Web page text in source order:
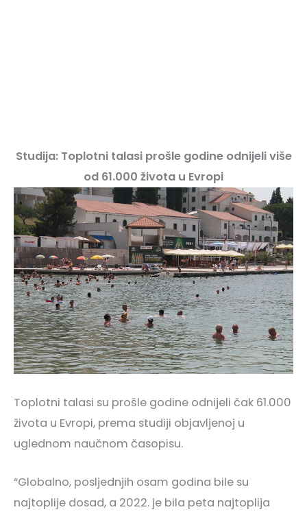
Studija: Toplotni talasi prošle godine odnijeli više
od 61.000 života u Evropi
Toplotni talasi su prošle godine odnijeli čak 61.000
života u Evropi, prema studiji objavljenoj u
uglednom naučnom časopisu.
“Globalno, posljednjih osam godina bile su
najtoplije dosad, a 2022. je bila peta najtoplija